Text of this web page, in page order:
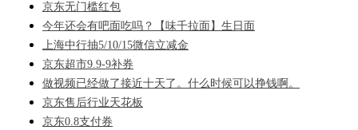
京东无门槛红包
今年还会有吧面吃吗？【味千拉面】生日面
上海中行抽5/10/15微信立减金
京东超市9.9-9补券
做视频已经做了接近十天了。什么时候可以挣钱啊。
京东售后行业天花板
京东0.8支付券